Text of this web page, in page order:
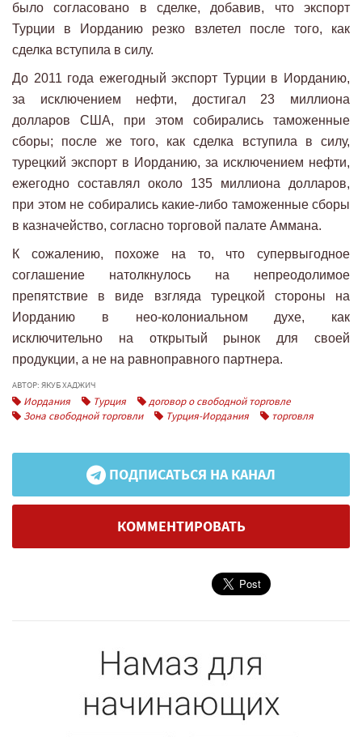
было согласовано в сделке, добавив, что экспорт
Турции в Иорданию резко взлетел после того, как
сделка вступила в силу.
До 2011 года ежегодный экспорт Турции в Иорданию,
за исключением нефти, достигал 23 миллиона
долларов США, при этом собирались таможенные
сборы; после же того, как сделка вступила в силу,
турецкий экспорт в Иорданию, за исключением нефти,
ежегодно составлял около 135 миллиона долларов,
при этом не собирались какие-либо таможенные сборы
в казначейство, согласно торговой палате Аммана.
К сожалению, похоже на то, что супервыгодное
соглашение натолкнулось на непреодолимое
препятствие в виде взгляда турецкой стороны на
Иорданию в нео-колониальном духе, как
исключительно на открытый рынок для своей
продукции, а не на равноправного партнера.
АВТОР: ЯКУБ ХАДЖИЧ
Иордания Турция
договор о свободной торговле
Зона свободной торговли
Турция-Иордания торговля
ПОДПИСАТЬСЯ НА КАНАЛ
КОММЕНТИРОВАТЬ